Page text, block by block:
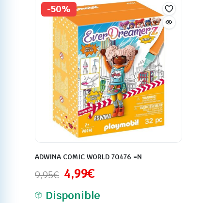
-50%
ADWINA COMIC WORLD 70476 =N
9,95€ 4,99€
Disponible